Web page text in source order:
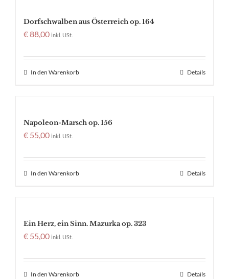
Dorfschwalben aus Österreich op. 164
€88,00 inkl. USt.
In den Warenkorb Details
Napoleon-Marsch op. 156
€ 55,00 inkl. USt.
In den Warenkorb Details
Ein Herz, ein Sinn. Mazurka op. 323
€ 55,00 inkl. USt.
In den Warenkorb Details